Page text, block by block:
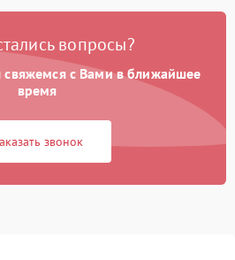
вопросы?
свяжемся с Вами в ближайшее
время
звонок